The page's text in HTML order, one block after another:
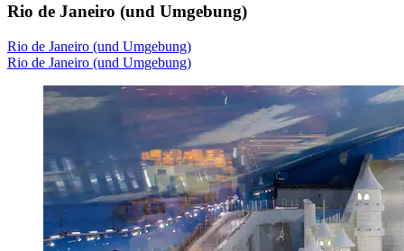
Rio de Janeiro (und Umgebung)
Rio de Janeiro (und Umgebung)
Rio de Janeiro (und Umgebung)